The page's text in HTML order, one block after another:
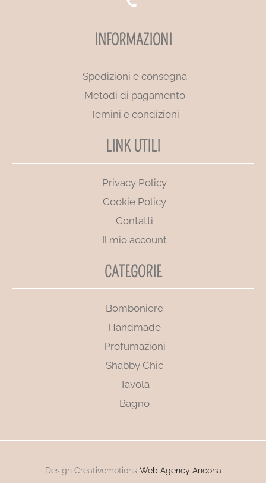
INFORMAZIONI
Spedizioni e consegna
Metodi di pagamento
Temini e condizioni
LINK UTILI
Privacy Policy
Cookie Policy
Contatti
Il mio account
CATEGORIE
Bomboniere
Handmade
Profumazioni
Shabby Chic
Tavola
Bagno
Design Creativemotions Web Agency Ancona